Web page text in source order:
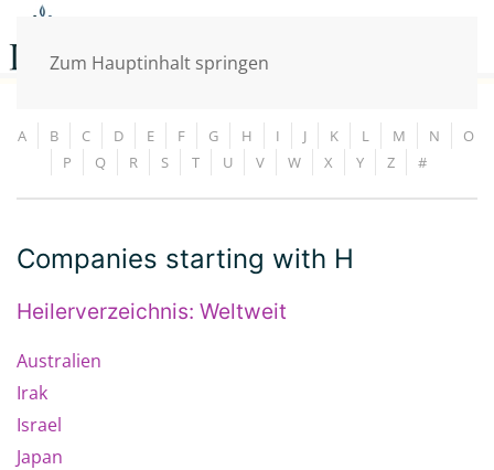
Zum Hauptinhalt springen
A B C D E F G H I J K L M N
O
P
Q R S T U V W X Y Z #
Companies starting with H
Heilerverzeichnis: Weltweit
Australien
Irak
Israel
Japan